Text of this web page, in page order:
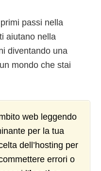
passi nella
aiutano nella
diventando una
mondo che stai
web leggendo
per la tua
dell’hosting per
errori o